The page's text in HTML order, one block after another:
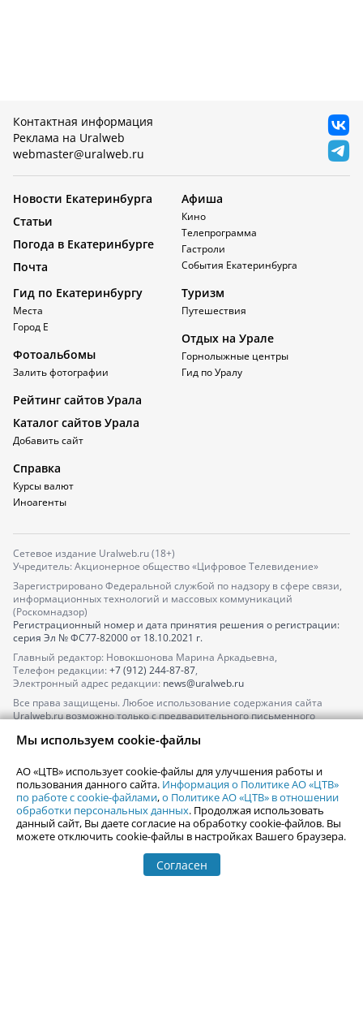
Контактная информация
Реклама на Uralweb
webmaster@uralweb.ru
Новости Екатеринбурга
Статьи
Погода в Екатеринбурге
Почта
Афиша
Кино
Телепрограмма
Гастроли
События Екатеринбурга
Гид по Екатеринбургу
Места
Город Е
Фотоальбомы
Залить фотографии
Туризм
Путешествия
Отдых на Урале
Горнолыжные центры
Гид по Уралу
Рейтинг сайтов Урала
Каталог сайтов Урала
Добавить сайт
Справка
Курсы валют
Иноагенты
Сетевое издание Uralweb.ru (18+)
Учредитель: Акционерное общество «Цифровое Телевидение»
Зарегистрировано Федеральной службой по надзору в сфере связи,
информационных технологий и массовых коммуникаций
(Роскомнадзор)
Регистрационный номер и дата принятия решения о регистрации:
серия Эл № ФС77-82000от 18.10.2021 г.
Главный редактор: Новокшонова Марина Аркадьевна,
Телефон редакции: +7 (912) 244-87-87,
Электронный адрес редакции: news@uralweb.ru
Все права защищены. Любое использование содержания сайта
Uralweb.ru возможно только с предварительного письменного
По вопросам размещения рекламы обращайтесь по тел.
По вопросам размещения информации в разделе «Афиша»
afisha@uralweb.ru
Пользовательское соглашение на использование сайта
Политика АО «ЦТВ» в отношении обработки персональных данных
Мы используем cookie-файлы
АО «ЦТВ» использует cookie-файлы для улучшения работы и
пользования данного сайта. Информация о Политике АО «ЦТВ»
по работе с cookie-файлами,о Политике АО «ЦТВ» в отношении
обработки персональных данных. Продолжая использовать
данный сайт, Вы даете согласие на обработку cookie-файлов. Вы
можете отключить cookie-файлы в настройках Вашего браузера.
Согласен